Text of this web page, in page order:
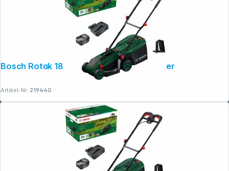
Bosch Rotak 18V-34 Set Akku-Rasenmäher
Artikel-Nr.:219440